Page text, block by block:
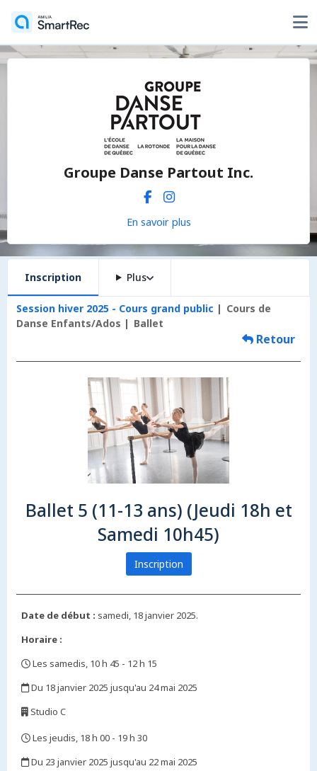
Groupe Danse Partout Inc.
En savoir plus
Inscription Plus
Session hiver 2025 - Cours grand public
Cours de
Danse Enfants/Ados
Ballet
Retour
Ballet 5 (11-13 ans) (Jeudi 18h et
Samedi 10h45)
Inscription
Date de début : samedi, 18 janvier 2025.
Horaire :
Les samedis, 10 h 45 - 12 h 15
Du 18 janvier 2025 jusqu'au 24 mai 2025
Studio C
Les jeudis, 18 h 00 - 19 h 30
Du 23 janvier 2025 jusqu'au 22 mai 2025